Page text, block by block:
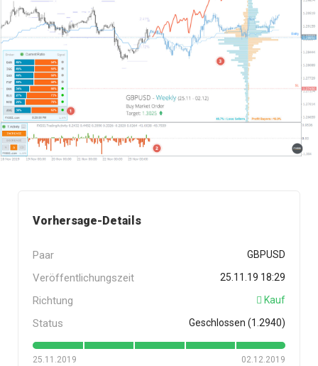
Vorhersage-Details
Paar GBPUSD
Veröffentlichungszeit 25.11.19 18:29
Richtung Kauf
Status Geschlossen (1.2940)
25.11.2019 02.12.2019